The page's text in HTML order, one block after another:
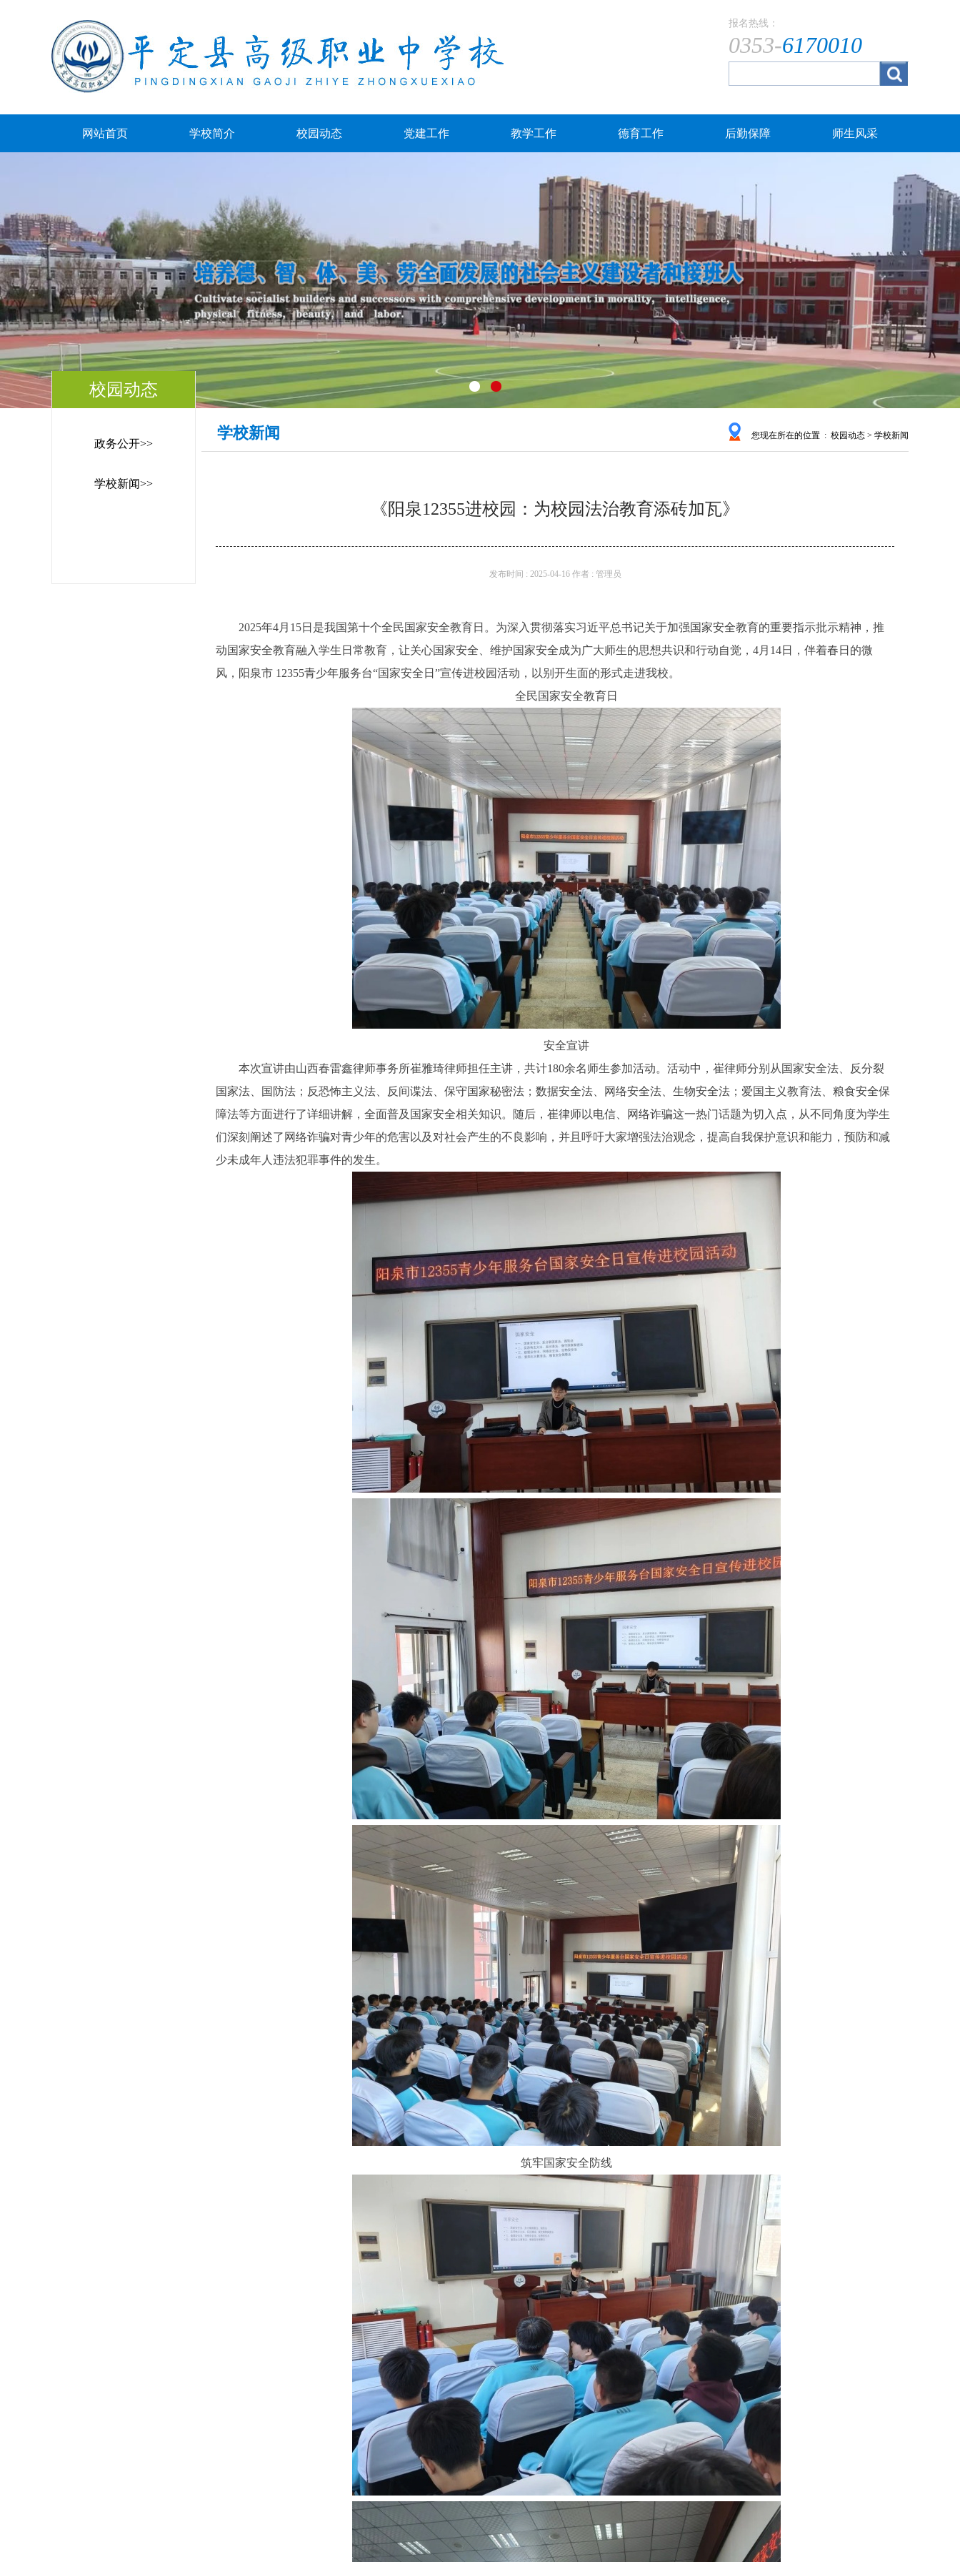
报名热线：
0353-6170010
网站首页 学校简介 校园动态 党建工作 教学工作 德育工作 后勤保障 师生风采
校园动态
政务公开>>
学校新闻>>
学校新闻 您现在所在的位置 : 校园动态 > 学校新闻
《阳泉12355进校园：为校园法治教育添砖加瓦》
发布时间 : 2025-04-16 作者 : 管理员
2025年4月15日是我国第十个全民国家安全教育日。为深入贯彻落实习近平总书记关于加强国家安全教育的重要指示批示精神，推
动国家安全教育融入学生日常教育，让关心国家安全、维护国家安全成为广大师生的思想共识和行动自觉，4月14日，伴着春日的微
风，阳泉市 12355青少年服务台“国家安全日”宣传进校园活动，以别开生面的形式走进我校。
全民国家安全教育日
安全宣讲
本次宣讲由山西春雷鑫律师事务所崔雅琦律师担任主讲，共计180余名师生参加活动。活动中，崔律师分别从国家安全法、反分裂
国家法、国防法；反恐怖主义法、反间谍法、保守国家秘密法；数据安全法、网络安全法、生物安全法；爱国主义教育法、粮食安全保
障法等方面进行了详细讲解，全面普及国家安全相关知识。随后，崔律师以电信、网络诈骗这一热门话题为切入点，从不同角度为学生
们深刻阐述了网络诈骗对青少年的危害以及对社会产生的不良影响，并且呼吁大家增强法治观念，提高自我保护意识和能力，预防和减
少未成年人违法犯罪事件的发生。
筑牢国家安全防线